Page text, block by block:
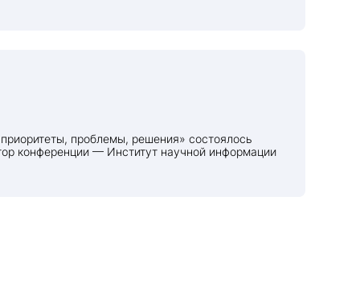
конференции — Институт научной информации